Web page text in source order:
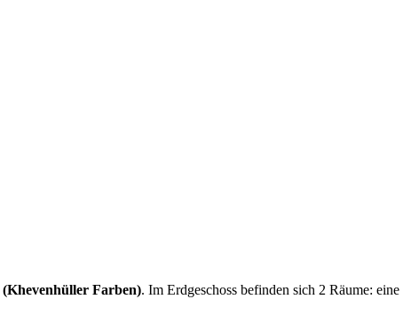
(Khevenhüller Farben). Im Erdgeschoss befinden sich 2 Räume: eine